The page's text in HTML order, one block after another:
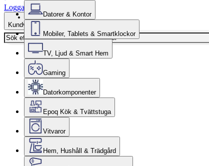
Logga in
Kundvagn
Datorer & Kontor
Mobiler, Tablets & Smartklockor
TV, Ljud & Smart Hem
Gaming
Datorkomponenter
Epoq Kök & Tvättstuga
Vitvaror
Hem, Hushåll & Trädgård